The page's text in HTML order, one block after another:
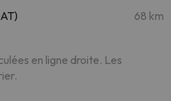
68 km
en ligne droite. Les